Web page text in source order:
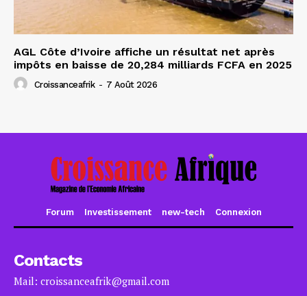
AGL Côte d’Ivoire affiche un résultat net après
impôts en baisse de 20,284 milliards FCFA en 2025
Croissanceafrik - 7 Août 2026
Forum Investissement new-tech Connexion
Contacts
Mail: croissanceafrik@gmail.com